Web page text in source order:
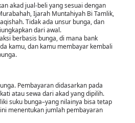
akad jual-beli yang sesuai dengan
Ijarah Muntahiyah Bi Tamlik,
Tidak ada unsur bunga, dan
dari awal.
berbasis bunga, di mana bank
kamu, dan kamu membayar kembali
Pembayaran didasarkan pada
atau sewa dari akad yang dipilih.
suku bunga–yang nilainya bisa tetap
menentukan jumlah pembayaran